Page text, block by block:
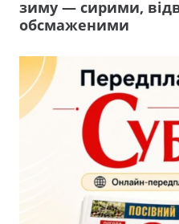
зиму — сирими,
обсмаженими